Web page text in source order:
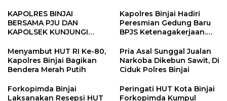
KAPOLRES BINJAI
BERSAMA PJU DAN
KAPOLSEK KUNJUNGI
BINJAI
Kapolres Binjai Hadiri
Peresmian Gedung Baru
BPJS Ketenagakerjaan.
Menyeluruh bagi Pekerja”
Menyambut HUT RI Ke-80,
Kapolres Binjai Bagikan
Bendera Merah Putih
Pria Asal Sunggal Jualan
Narkoba Dikebun Sawit, Di
Ciduk Polres Binjai
Forkopimda Binjai
Laksanakan Resepsi HUT
Peringati HUT Kota Binjai
Forkopimda Kumpul